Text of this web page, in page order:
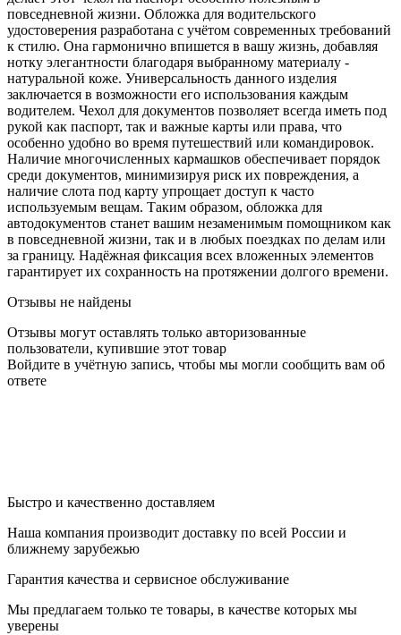
повседневной жизни. Обложка для водительского
удостоверения разработана с учётом современных требований
к стилю. Она гармонично впишется в вашу жизнь, добавляя
нотку элегантности благодаря выбранному материалу -
натуральной коже. Универсальность данного изделия
заключается в возможности его использования каждым
водителем. Чехол для документов позволяет всегда иметь под
рукой как паспорт, так и важные карты или права, что
особенно удобно во время путешествий или командировок.
Наличие многочисленных кармашков обеспечивает порядок
среди документов, минимизируя риск их повреждения, а
наличие слота под карту упрощает доступ к часто
используемым вещам. Таким образом, обложка для
автодокументов станет вашим незаменимым помощником как
в повседневной жизни, так и в любых поездках по делам или
за границу. Надёжная фиксация всех вложенных элементов
гарантирует их сохранность на протяжении долгого времени.
Отзывы не найдены
Отзывы могут оставлять только авторизованные
пользователи, купившие этот товар
Войдите в учётную запись, чтобы мы могли сообщить вам об
ответе
Быстро и качественно доставляем
Наша компания производит доставку по всей России и
ближнему зарубежью
Гарантия качества и сервисное обслуживание
Мы предлагаем только те товары, в качестве которых мы
уверены